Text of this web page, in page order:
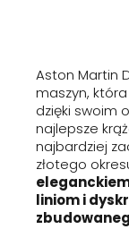
Aston Martin
maszyn,
dzięki swoim
najlepsze
najbardziej
złotego
liniom i